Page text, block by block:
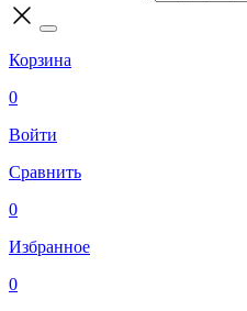
Корзина
0
Войти
Сравнить
0
Избранное
0